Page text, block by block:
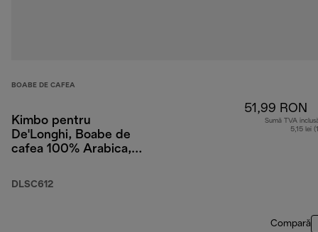
BOABE DE CAFEA
Kimbo pentru
De'Longhi, Boabe de
cafea 100% Arabica,
DLSC612
51,99 RON
Sumă TVA
5,15 lei
Compară